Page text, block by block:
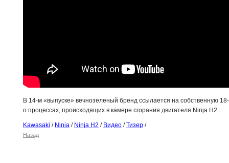
В 14-м «выпуске» вечнозеленый бренд ссылается на собственную
о процессах, происходящих в камере сгорания двигателя Ninja H2.
Kawasaki / Ninja / Ninja H2 / Видео /Тизер /
Назад